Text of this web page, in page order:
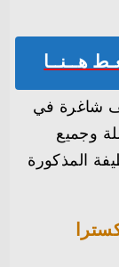
هــنــا
شاغرة في
وجميع
المذكورة